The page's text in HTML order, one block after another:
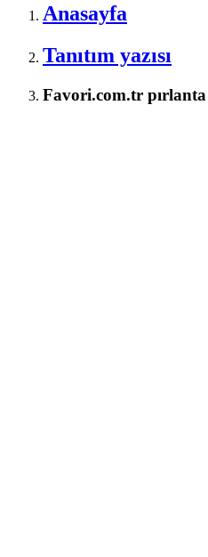
Anasayfa
Tanıtım yazısı
Favori.com.tr